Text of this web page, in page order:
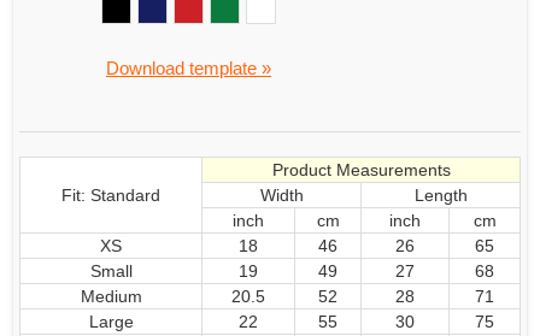
Download template »
Fit: Standard
Product Measurements
Width
Length
inch
cm inch
cm
XS
18 46 26
65
Small
19 49 27
68
Medium
20.5 52 28
71
Large
22 55 30
75